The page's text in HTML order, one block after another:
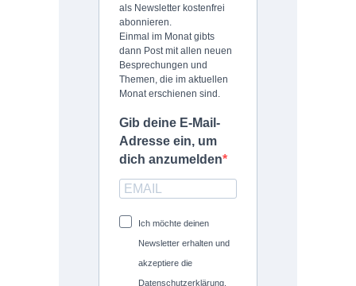
als Newsletter kostenfrei
abonnieren.
Einmal im Monat gibts
dann Post mit allen neuen
Besprechungen und
Themen, die im aktuellen
Monat erschienen sind.
Gib deine E-Mail-
Adresse ein, um
dich anzumelden
Ich möchte deinen
Newsletter erhalten und
akzeptiere die
Datenschutzerklärung.